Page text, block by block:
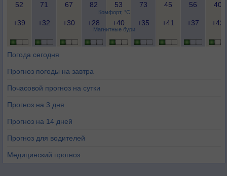
Комфорт, °C
Магнитные бури
52 71 67 82 53 73 45 56 40
+39 +32 +30 +28 +40 +35 +41 +37 +42
Погода сегодня
Прогноз погоды на завтра
Почасовой прогноз на сутки
Прогноз на 3 дня
Прогноз на 14 дней
Прогноз для водителей
Медицинский прогноз